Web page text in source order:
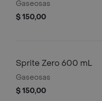
mL
Gaseosas
$ 150,00
Sprite Zero 600 mL
Gaseosas
$ 150,00